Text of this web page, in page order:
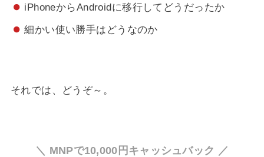
iPhoneからAndroidに移行してどうだったか
細かい使い勝手はどうなのか
それでは、どうぞ～。
＼ MNPで10,000円キャッシュバック ／